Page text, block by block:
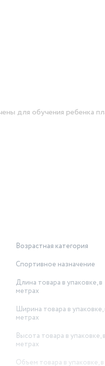
для обучения ребенка
радовать малыша не
Возрастная категория
Спортивное назначение
Длина товара в упаковке, в
метрах
Ширина товара в упаковке,
метрах
Высота товара в упаковке, в
метрах
Объем товара в упаковке, в